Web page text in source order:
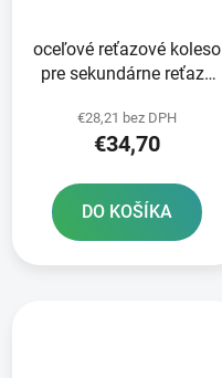
oceľové reťazové koleso
pre sekundárne reťaze
zubov
€28,21 bez DPH
€34,70
DO KOŠÍKA